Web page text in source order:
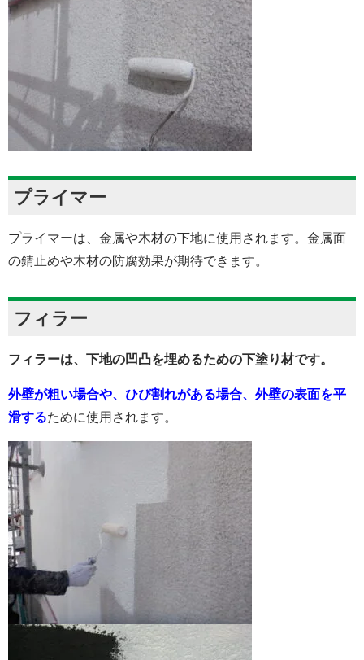
プライマー
プライマーは、金属や木材の下地に使用されます。金属面
の錆止めや木材の防腐効果が期待できます。
フィラー
フィラーは、下地の凹凸を埋めるための下塗り材です。
外壁が粗い場合や、ひび割れがある場合、外壁の表面を平
滑するために使用されます。